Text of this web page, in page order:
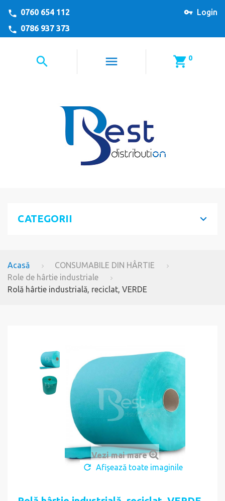
Login
0760 654 112
0786 937 373
0
CATEGORII
Acasă
CONSUMABILE DIN HÂRTIE
Role de hârtie industriale
Rolă hârtie industrială, reciclat, VERDE
Vezi mai mare
Afişează toate imaginile